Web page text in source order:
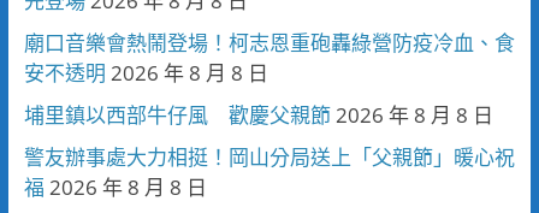
廟口音樂會熱鬧登場！柯志恩重砲轟綠營防疫冷血、食
安不透明 2026 年 8 月 8 日
埔里鎮以西部牛仔風 歡慶父親節2026 年 8 月 8 日
警友辦事處大力相挺！岡山分局送上「父親節」暖心祝
福 2026 年 8 月 8 日